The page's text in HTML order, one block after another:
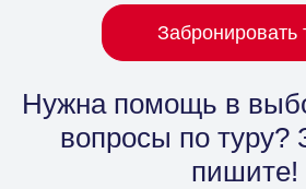
Забронировать
Нужна помощь в
вопросы по туру?
пишите!